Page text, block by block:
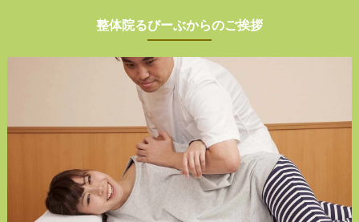
整体院るびーぶからのご挨拶